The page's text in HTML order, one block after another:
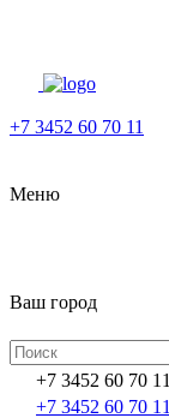
+7 3452 60 70 11
Меню
Ваш город
+7 3452 60 70 11
+7 3452 60 70 11